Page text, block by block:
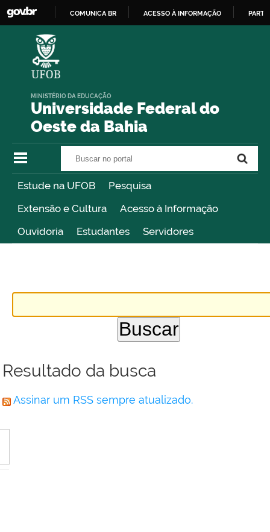
COMUNICA BR ACESSO À INFORMAÇÃO
Universidade Federal do
Oeste da Bahia
MINISTÉRIO DA EDUCAÇÃO
Estude na UFOB
Pesquisa
Extensão e Cultura
Acesso à Informação
Ouvidoria
Estudantes Servidores
Resultado da busca
Assinar um RSS sempre atualizado.